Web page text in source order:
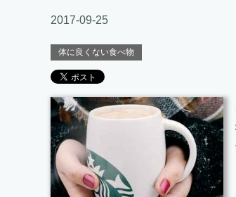
2017-09-25
体に良くない食べ物